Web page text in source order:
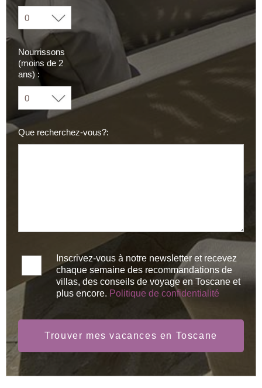
Nourrissons
(moins de 2
ans) :
Que recherchez-vous?:
Inscrivez-vous à notre newsletter et recevez
chaque semaine des recommandations de
villas, des conseils de voyage en Toscane et
plus encore. Politique de confidentialité
Trouver mes vacances en Toscane